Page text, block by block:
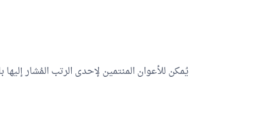
يُمكن للأعوان المنتمين لإحدى الرتب المُشار